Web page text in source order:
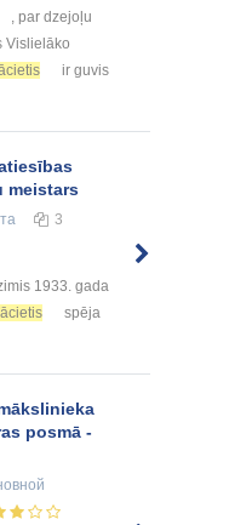
, par dzejoļu
Vislielāko
ir guvis
meistars
3
1933. gada
spēja
posmā -